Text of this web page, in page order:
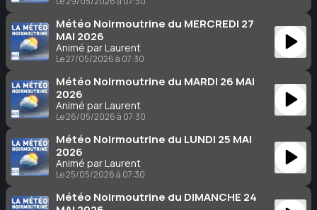
Météo Noirmoutrine du MERCREDI 27
MAI 2026
Animé par Laurent
Le 27/05/2026 à 07:30
Météo Noirmoutrine du MARDI 26 MAI
2026
Animé par Laurent
Le 26/05/2026 à 07:30
Météo Noirmoutrine du LUNDI 25 MAI
2026
Animé par Laurent
Le 25/05/2026 à 07:30
Météo Noirmoutrine du DIMANCHE 24